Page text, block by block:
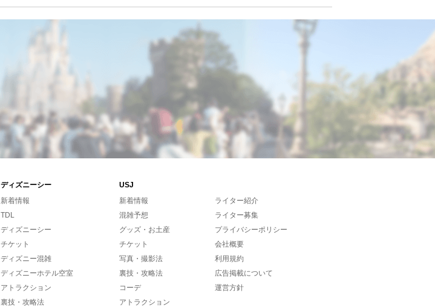
ディズニーシー
USJ
新着情報
TDL
ディズニーシー
チケット
ディズニー混雑
ディズニーホテル空室
アトラクション
裏技・攻略法
新着情報
混雑予想
グッズ・お土産
チケット
写真・撮影法
裏技・攻略法
コーデ
アトラクション
ライター紹介
ライター募集
プライバシーポリシー
会社概要
利用規約
広告掲載について
運営方針